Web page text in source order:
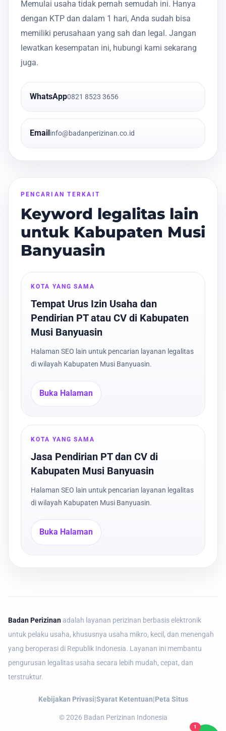
Memulai usaha tidak pernah semudah ini. Hanya
dengan KTP dan dalam 1 hari, Anda sudah bisa
memiliki perusahaan yang sah dan legal. Jangan
lewatkan kesempatan ini, hubungi kami sekarang
juga.
WhatsApp0821 8523 3656
Email info@badanperizinan.co.id
PENCARIAN TERKAIT
Keyword legalitas lain
untuk Kabupaten Musi
Banyuasin
KOTA YANG SAMA
Tempat Urus Izin Usaha dan
Pendirian PT atau CV di Kabupaten
Musi Banyuasin
Halaman SEO lain untuk pencarian layanan legalitas
di wilayah Kabupaten Musi Banyuasin.
Buka Halaman
KOTA YANG SAMA
Jasa Pendirian PT dan CV di
Kabupaten Musi Banyuasin
Halaman SEO lain untuk pencarian layanan legalitas
di wilayah Kabupaten Musi Banyuasin.
Buka Halaman
Badan Perizinan adalah layanan perizinan berbasis elektronik
untuk pelaku usaha, khususnya usaha mikro, kecil, dan menengah
yang beroperasi di Republik Indonesia. Layanan ini membantu
pengurusan legalitas usaha secara lebih mudah, cepat, dan
terstruktur.
Kebijakan Privasi|Syarat Ketentuan|Peta Situs
©2026 Badan Perizinan Indonesia
1